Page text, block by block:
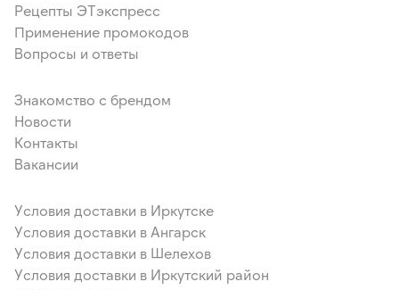
Рецепты ЭТэкспресс
Применение промокодов
Вопросы и ответы
Знакомство с брендом
Новости
Контакты
Вакансии
Условия доставки в Иркутске
Условия доставки в Ангарск
Условия доставки в Шелехов
Условия доставки в Иркутский район